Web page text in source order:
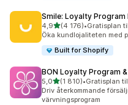
Smile: Loyalty Program
4,9av 5 stjärnor
(4 176)
4176 recensioner totalt
•Gratisplan
Öka kundlojaliteten med
Built for Shopify
BON Loyalty Program
5,0av 5 stjärnor
(1 810)
1810 recensioner totalt
•Gratisplan
Driv återkommande
värvningsprogram